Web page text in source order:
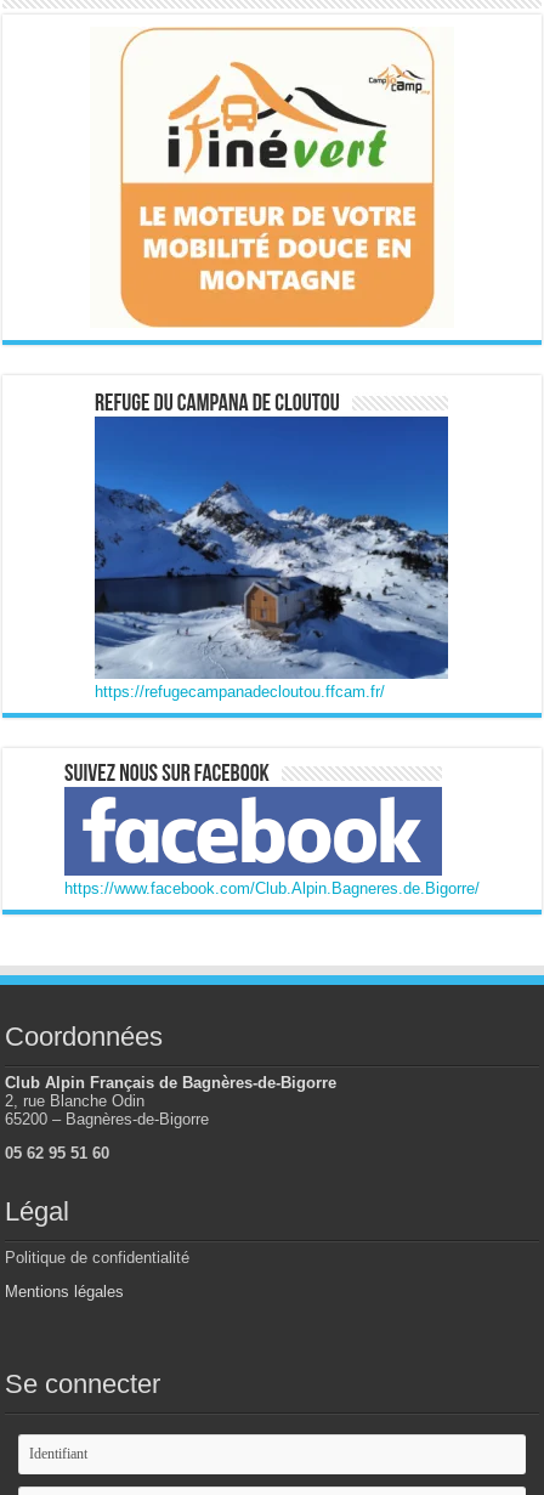
https://refugecampanadecloutou.ffcam.fr/
https://www.facebook.com/Club.Alpin.Bagneres.de.Bigorre/
Coordonnées
Club Alpin Français de Bagnères-de-Bigorre
2, rue Blanche Odin
65200 – Bagnères-de-Bigorre
05 62 95 51 60
Légal
Politique de confidentialité
Mentions légales
Se connecter